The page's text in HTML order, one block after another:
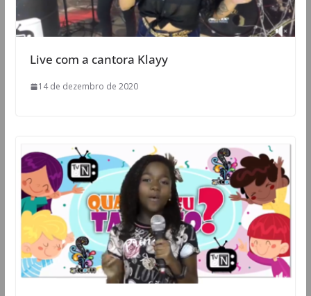
Live com a cantora Klayy
14 de dezembro de 2020